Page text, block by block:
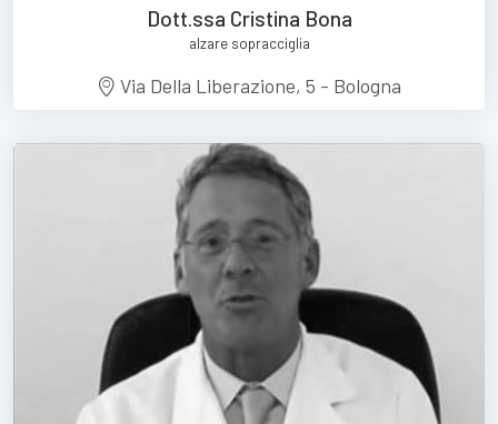
Dott.ssa Cristina Bona
alzare sopracciglia
Via Della Liberazione, 5 - Bologna